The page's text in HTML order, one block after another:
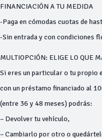
FINANCIACIÓN A TU MEDIDA
-Paga en cómodas cuotas de
-Sin entrada y con condiciones
MULTIOPCIÓN: ELIGE LO QUE
Si eres un particular o tu propio
con un préstamo financiado al
(entre 36 y 48 meses) podrás:
– Devolver tu vehículo,
– Cambiarlo por otro o